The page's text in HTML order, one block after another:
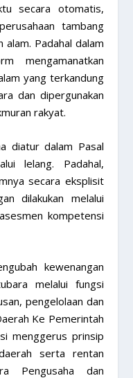
secara otomatis,
tambang
alam. Padahal dalam
mengamanatkan
yang terkandung
dan dipergunakan
rakyat.
diatur dalam Pasal
lelang. Padahal,
secara eksplisit
dilakukan melalui
kompetensi
kewenangan
melalui fungsi
pengelolaan dan
Ke Pemerintah
menggerus prinsip
serta rentan
Pengusaha dan